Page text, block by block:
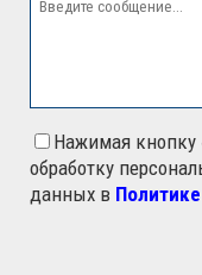
Нажимая кнопку
обработку
данных в Политике